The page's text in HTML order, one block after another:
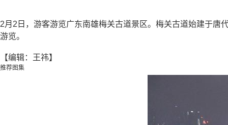
2月2日，游客游览广东南雄梅关古道景区。梅关古道始建于唐
游览。
【编辑：王祎】
推荐图集